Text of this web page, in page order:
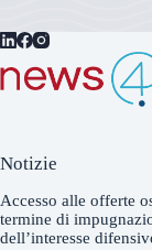
Notizie
Accesso alle offerte
termine di
dell’interesse